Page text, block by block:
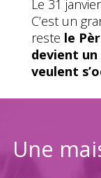
Le 31
C’est un
reste le
devient
veulent
Une